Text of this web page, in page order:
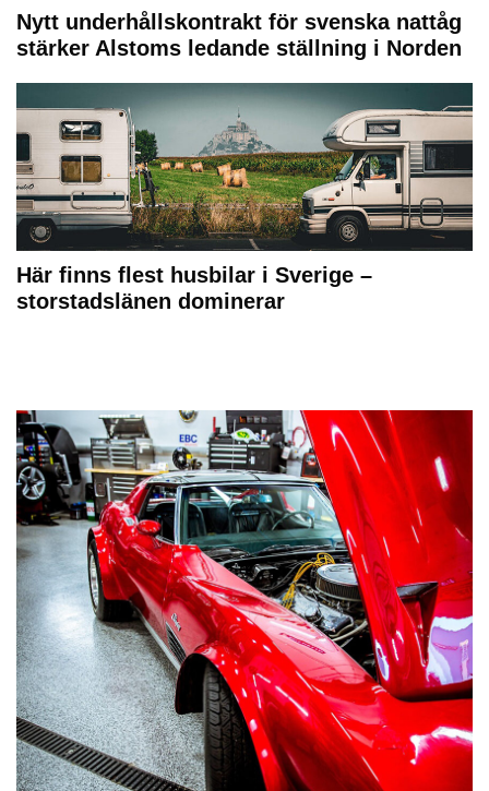
Nytt underhållskontrakt för svenska nattåg
stärker Alstoms ledande ställning i Norden
Här finns flest husbilar i Sverige –
storstadslänen dominerar